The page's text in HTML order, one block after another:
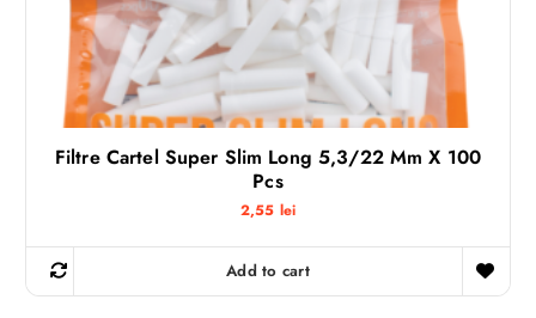
Filtre Cartel Super Slim Long 5,3/22 Mm X 100
Pcs
2,55 lei
Add to cart